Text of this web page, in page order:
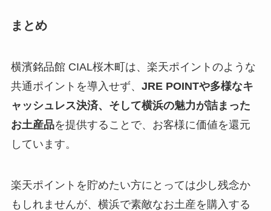
まとめ
横濱銘品館 CIAL桜木町は、楽天ポイントのような
共通ポイントを導入せず、 JRE POINTや多様なキ
ャッシュレス決済、そして横浜の魅力が詰まった
お土産品を提供することで、お客様に価値を還元
しています。
楽天ポイントを貯めたい方にとっては少し残念か
もしれませんが、横浜で素敵なお土産を購入する